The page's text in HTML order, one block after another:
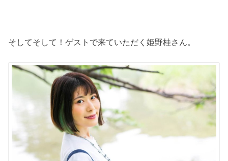
そしてそして！ゲストで来ていただく姫野桂さん。